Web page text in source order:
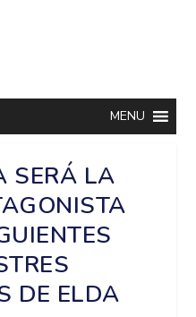
MENU
SERÁ LA
DE ELDA